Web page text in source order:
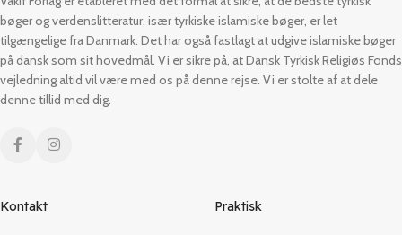
bøger og verdenslitteratur, især tyrkiske islamiske bøger, er let
tilgængelige fra Danmark. Det har også fastlagt at udgive islamiske bøger
på dansk som sit hovedmål. Vi er sikre på, at Dansk Tyrkisk Religiøs Fonds
vejledning altid vil være med os på denne rejse. Vi er stolte af at dele
denne tillid med dig.
Kontakt Praktisk